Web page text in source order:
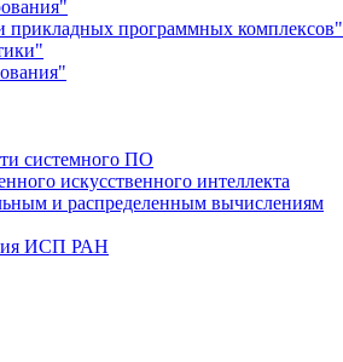
прикладных программных комплексов"
системного ПО
искусственного интеллекта
и распределенным вычислениям
ИСП РАН